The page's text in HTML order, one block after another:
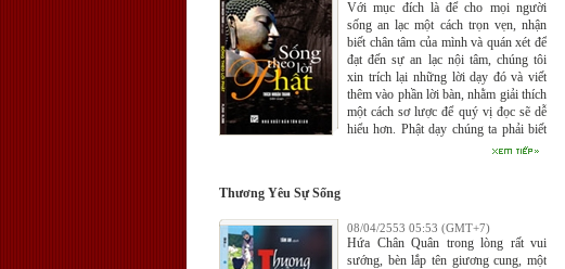
Với mục đích là để cho mọi người
sống an lạc một cách trọn vẹn, nhận
biết chân tâm của mình và quán xét để
đạt đến sự an lạc nội tâm, chúng tôi
xin trích lại những lời dạy đó và viết
thêm vào phần lời bàn, nhằm giải thích
một cách sơ lược để quý vị đọc sẽ dễ
hiểu hơn. Phật dạy chúng ta phải biết
đối diện với những phiền não của
Thương Yêu Sự Sống
08/04/2553 05:53 (GMT+7)
Hứa Chân Quân trong lòng rất vui
sướng, bèn lắp tên giương cung, một